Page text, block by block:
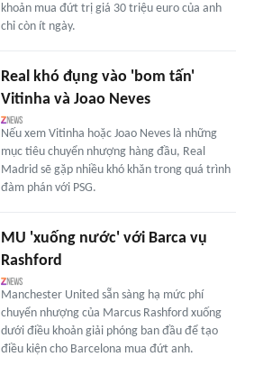
khoản mua đứt trị giá 30 triệu euro của anh
chỉ còn ít ngày.
Real khó đụng vào 'bom tấn'
Vitinha và Joao Neves
Nếu xem Vitinha hoặc Joao Neves là những
mục tiêu chuyển nhượng hàng đầu, Real
Madrid sẽ gặp nhiều khó khăn trong quá trình
đàm phán với PSG.
MU 'xuống nước' với Barca vụ
Rashford
Manchester United sẵn sàng hạ mức phí
chuyển nhượng của Marcus Rashford xuống
dưới điều khoản giải phóng ban đầu để tạo
điều kiện cho Barcelona mua đứt anh.